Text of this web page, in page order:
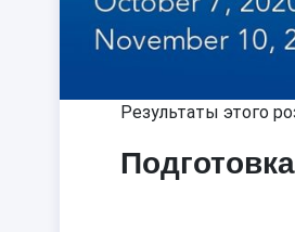
Результаты этого
Подготовка